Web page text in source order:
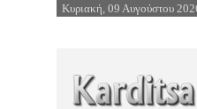
Επιστροφή
Κυριακή, 09 Αυγούστου